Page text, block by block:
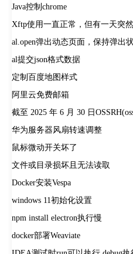
Java控制chrome
al.open弹出动态页面，保持弹出
al提交json格式数据
定制百度地图样式
阿里云免费邮箱
截至 2025 年 6 月 30 日
华为服务器风扇转速调整
鼠标微动开关坏了
文件或目录损坏且无法读取
Docker安装Vespa
windows 11初始化设置
npm install electron执行慢
docker部署Weaviate